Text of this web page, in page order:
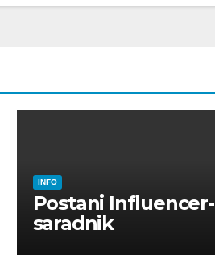
INFO
Postani Influencer-
saradnik